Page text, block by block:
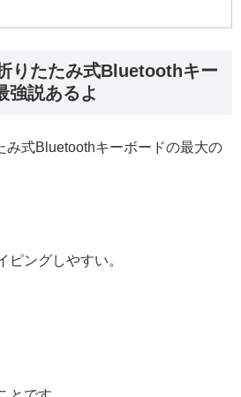
りたたみ式Bluetoothキー
強説あるよ
み式Bluetoothキーボードの最大の
ピングしやすい。